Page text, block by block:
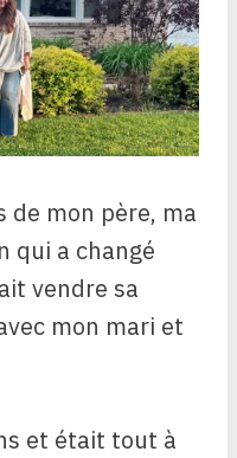
de mon père, ma
qui a changé
vendre sa
mon mari et
et était tout à